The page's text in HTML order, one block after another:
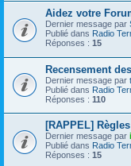
Aidez votre
Dernier message par
Publié dans Radio
Réponses : 15
Recensement
Dernier message par
Publié dans Radio
Réponses : 110
[RAPPEL]
Dernier message par
Publié dans Radio
Réponses : 15